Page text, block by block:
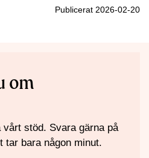
Publicerat 2026-02-20
om
stöd. Svara gärna på
tar bara någon minut.